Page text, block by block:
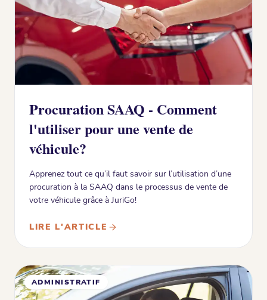
Procuration SAAQ - Comment
l'utiliser pour une vente de
véhicule?
Apprenez tout ce qu’il faut savoir sur l’utilisation d’une
procuration à la SAAQ dans le processus de vente de
votre véhicule grâce à JuriGo!
LIRE L'ARTICLE
ADMINISTRATIF